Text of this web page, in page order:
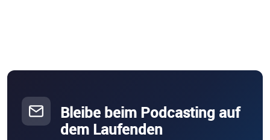
Bleibe beim Podcasting auf
dem Laufenden